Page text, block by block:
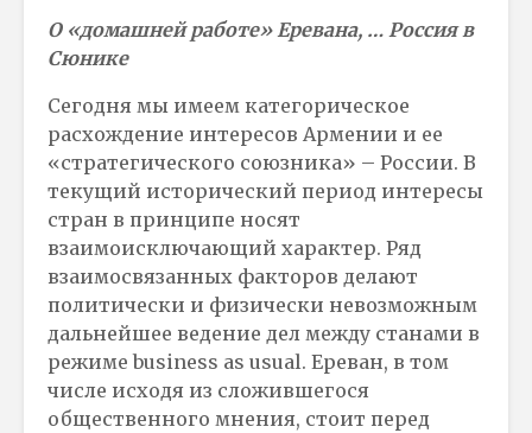
О «домашней работе» Еревана, … Россия в
Сюнике
Сегодня мы имеем категорическое
расхождение интересов Армении и ее
«стратегического союзника» – России. В
текущий исторический период интересы
стран в принципе носят
взаимоисключающий характер. Ряд
взаимосвязанных факторов делают
политически и физически невозможным
дальнейшее ведение дел между станами в
режиме business as usual. Ереван, в том
числе исходя из сложившегося
общественного мнения, стоит перед